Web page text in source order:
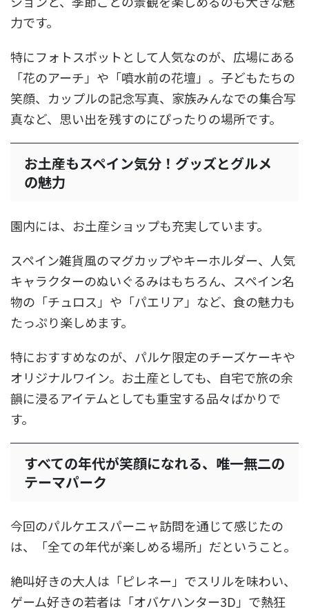
力です。
特にフォトスポットとして人気なのが、広場にある
「花のアーチ」や「噴水前の花壇」。子どもたちの
笑顔、カップルの記念写真、家族みんなでの集合写
真など、思い出を残すのにぴったりの場所です。
お土産もスペイン気分！グッズとグルメ
の魅力
園内には、お土産ショップも充実しています。
スペイン雑貨風のマグカップやキーホルダー、人気
キャラクターのぬいぐるみはもちろん、スペイン名
物の「チュロス」や「パエリア」など、食の魅力も
たっぷり楽しめます。
特におすすめなのが、パルケ限定のチーズケーキや
オリジナルワイン。お土産としても、自宅で旅の余
韻に浸るアイテムとしても重宝する品々ばかりで
す。
すべての年代が笑顔になれる、唯一無二の
テーマパーク
今回のパルケエスパーニャ訪問を通じて感じたの
は、「全ての年代が楽しめる場所」だということ。
絶叫好きの大人は「ピレネー」でスリルを味わい、
ゲーム好きの若者は「オバケハンター3D」で熱狂